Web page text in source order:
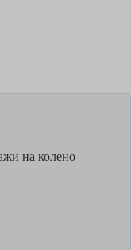
на колено